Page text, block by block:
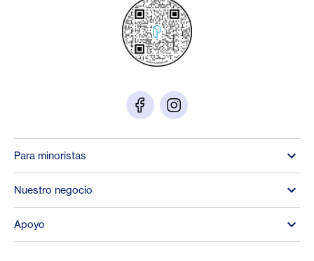
Para minoristas
Nuestro negocio
Apoyo